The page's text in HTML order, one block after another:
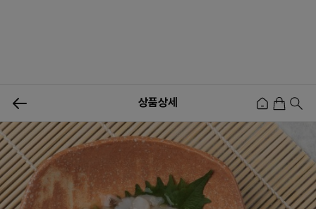
신상품행사상품이벤트메뉴쇼핑사업자등업신청
상품상세